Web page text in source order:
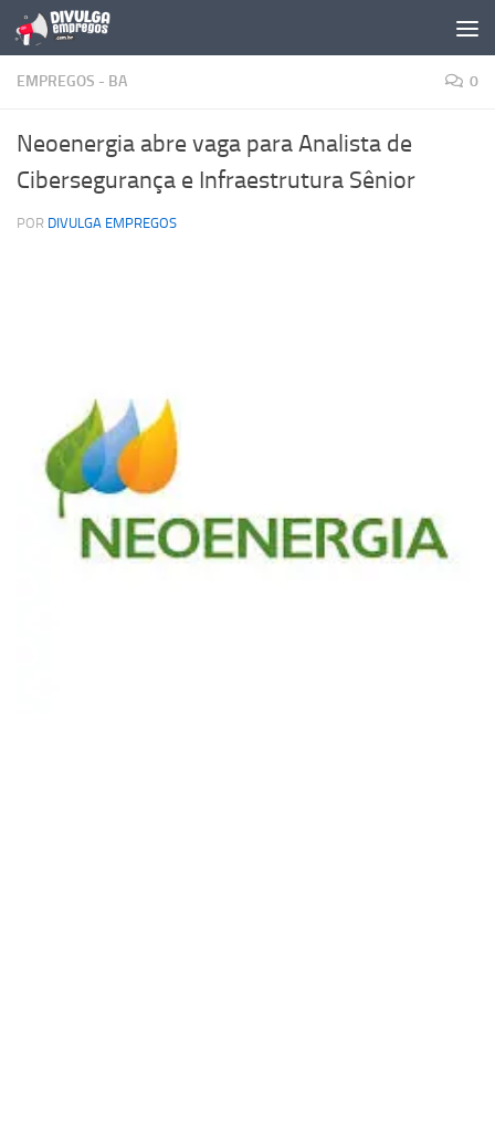
Skip to content
EMPREGOS - BA 0
Neoenergia abre vaga para Analista de
Cibersegurança e Infraestrutura Sênior
POR DIVULGA EMPREGOS